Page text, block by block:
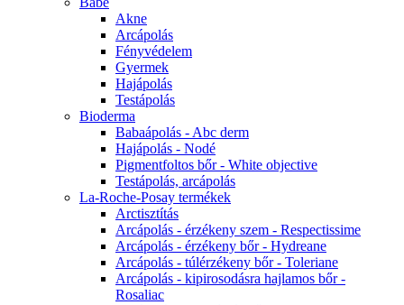
Akne
Arcápolás
Fényvédelem
Gyermek
Hajápolás
Testápolás
Bioderma
Babaápolás - Abc derm
Hajápolás - Nodé
Pigmentfoltos bőr - White objective
Testápolás, arcápolás
La-Roche-Posay termékek
Arctisztítás
Arcápolás - érzékeny szem - Respectissime
Arcápolás - érzékeny bőr - Hydreane
Arcápolás - túlérzékeny bőr - Toleriane
Arcápolás - kipirosodásra hajlamos bőr -
Rosaliac